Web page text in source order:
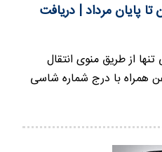
پایان مرداد | دریافت
از طریق منوی انتقال
همراه با درج شماره شاسی